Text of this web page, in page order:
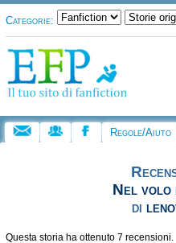
Categorie:
Regole/Aiuto
Nel volo
di
Questa storia ha ottenuto 7 recensioni.